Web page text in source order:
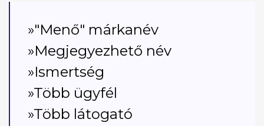
»"Menő" márkanév
»Megjegyezhető név
»Ismertség
»Több ügyfél
»Több látogató